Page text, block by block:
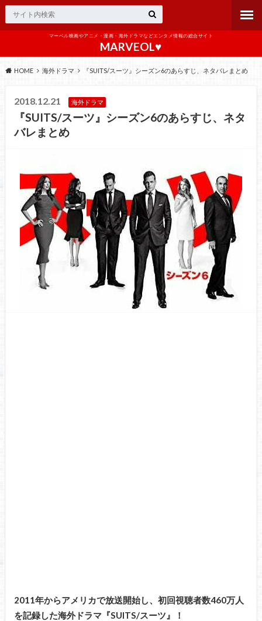
マーベル映画やアニメ・漫画・海外ドラマなどエンタメ情報の総合サイト
MARVEOL♥️
HOME 海外ドラマ 『SUITS/スーツ』シーズン6のあらすじ、ネタバレまとめ
2018.12.21 海外ドラマ
『SUITS/スーツ』シーズン6のあらすじ、ネタ
バレまとめ
2011年からアメリカで放送開始し、初回視聴者数460万人
を記録した海外ドラマ『SUITS/スーツ』！